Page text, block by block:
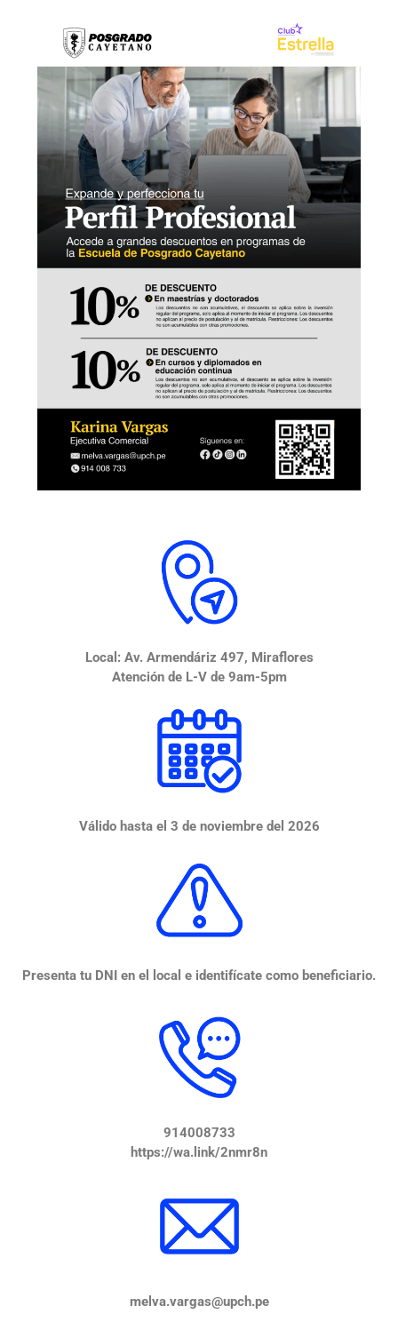
Local: Av. Armendáriz 497, Miraflores
Atención de L-V de 9am-5pm
Válido hasta el 3 de noviembre del 2026
Presenta tu DNI en el local e identifícate como beneficiario.
914008733
https://wa.link/2nmr8n
melva.vargas@upch.pe